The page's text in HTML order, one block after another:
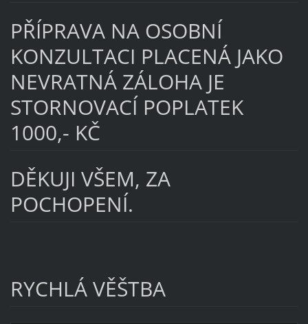
PŘÍPRAVA NA OSOBNÍ
KONZULTACI PLACENÁ JAKO
NEVRATNÁ ZÁLOHA JE
STORNOVACÍ POPLATEK
1000,- KČ
DĚKUJI VŠEM, ZA
POCHOPENÍ.
RYCHLÁ VĚŠTBA